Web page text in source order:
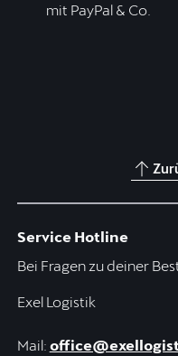
mit PayPal & Co.
Service Hotline
Bei Fragen zu deiner
Exel Logistik
Mail: